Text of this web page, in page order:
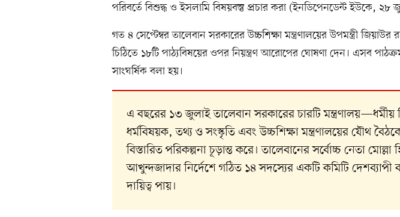
পরিবর্তে বিশুদ্ধ ও ইসলামি বিষয়বস্তু প্রচার করা (ইনডিপেনডেন্ট ইউকে, ২৮
গত ৪ সেপ্টেম্বর তালেবান সরকারের উচ্চশিক্ষা মন্ত্রণালয়ের উপমন্ত্রী
চিঠিতে ১৮টি পাঠ্যবিষয়ের ওপর নিয়ন্ত্রণ আরোপের ঘোষণা দেন। এসব
সাংঘর্ষিক বলা হয়।
এ বছরের ১৩ জুলাই তালেবান সরকারের চারটি মন্ত্রণালয়—ধর্মীয়
ধর্মবিষয়ক, তথ্য ও সংস্কৃতি এবং উচ্চশিক্ষা মন্ত্রণালয়ের যৌথ
বিস্তারিত পরিকল্পনা চূড়ান্ত করে। তালেবানের সর্বোচ্চ নেতা মোল্লা
আখুন্দজাদার নির্দেশে গঠিত ১৪ সদস্যের একটি কমিটি দেশব্যাপী
দায়িত্ব পায়।